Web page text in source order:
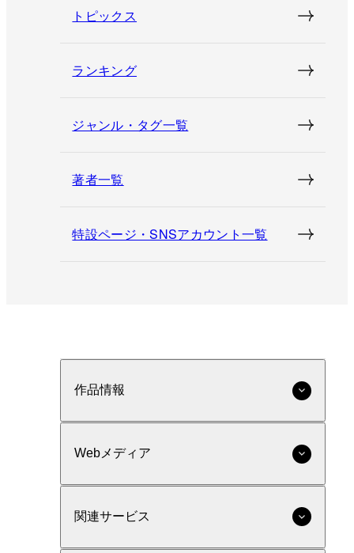
トピックス
ランキング
ジャンル・タグ一覧
著者一覧
特設ページ・SNSアカウント一覧
作品情報
Webメディア
関連サービス